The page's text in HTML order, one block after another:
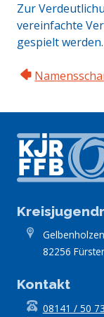
Zur
vereinfachte
gespielt werden.
82256
Kontakt
08141 / 50